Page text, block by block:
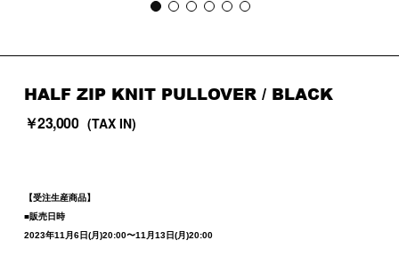
HALF ZIP KNIT PULLOVER / BLACK
￥23,000 (TAX IN)
【受注生産商品】
■販売日時
2023年11月6日(月)20:00〜11月13日(月)20:00